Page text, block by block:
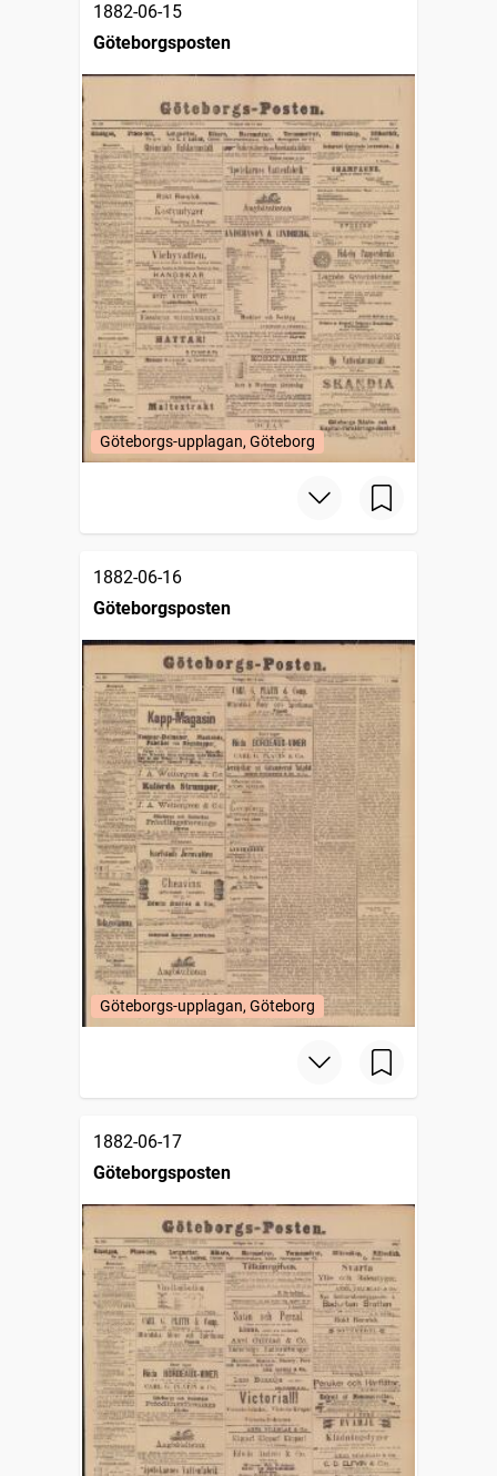
1882-06-15
Göteborgsposten
Göteborgs-upplagan, Göteborg
1882-06-16
Göteborgsposten
Göteborgs-upplagan, Göteborg
1882-06-17
Göteborgsposten